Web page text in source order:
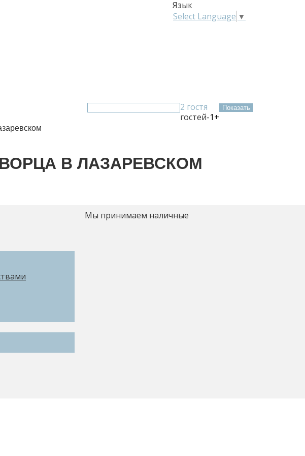
Язык
Select Language ▼
2 гостя
гостей-1+
В ЛАЗАРЕВСКОМ
Мы принимаем наличные